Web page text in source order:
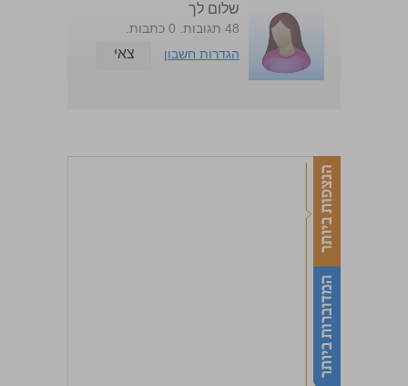
שלום לך
48 תגובות. 0 כתבות.
הגדרות חשבון
צאי